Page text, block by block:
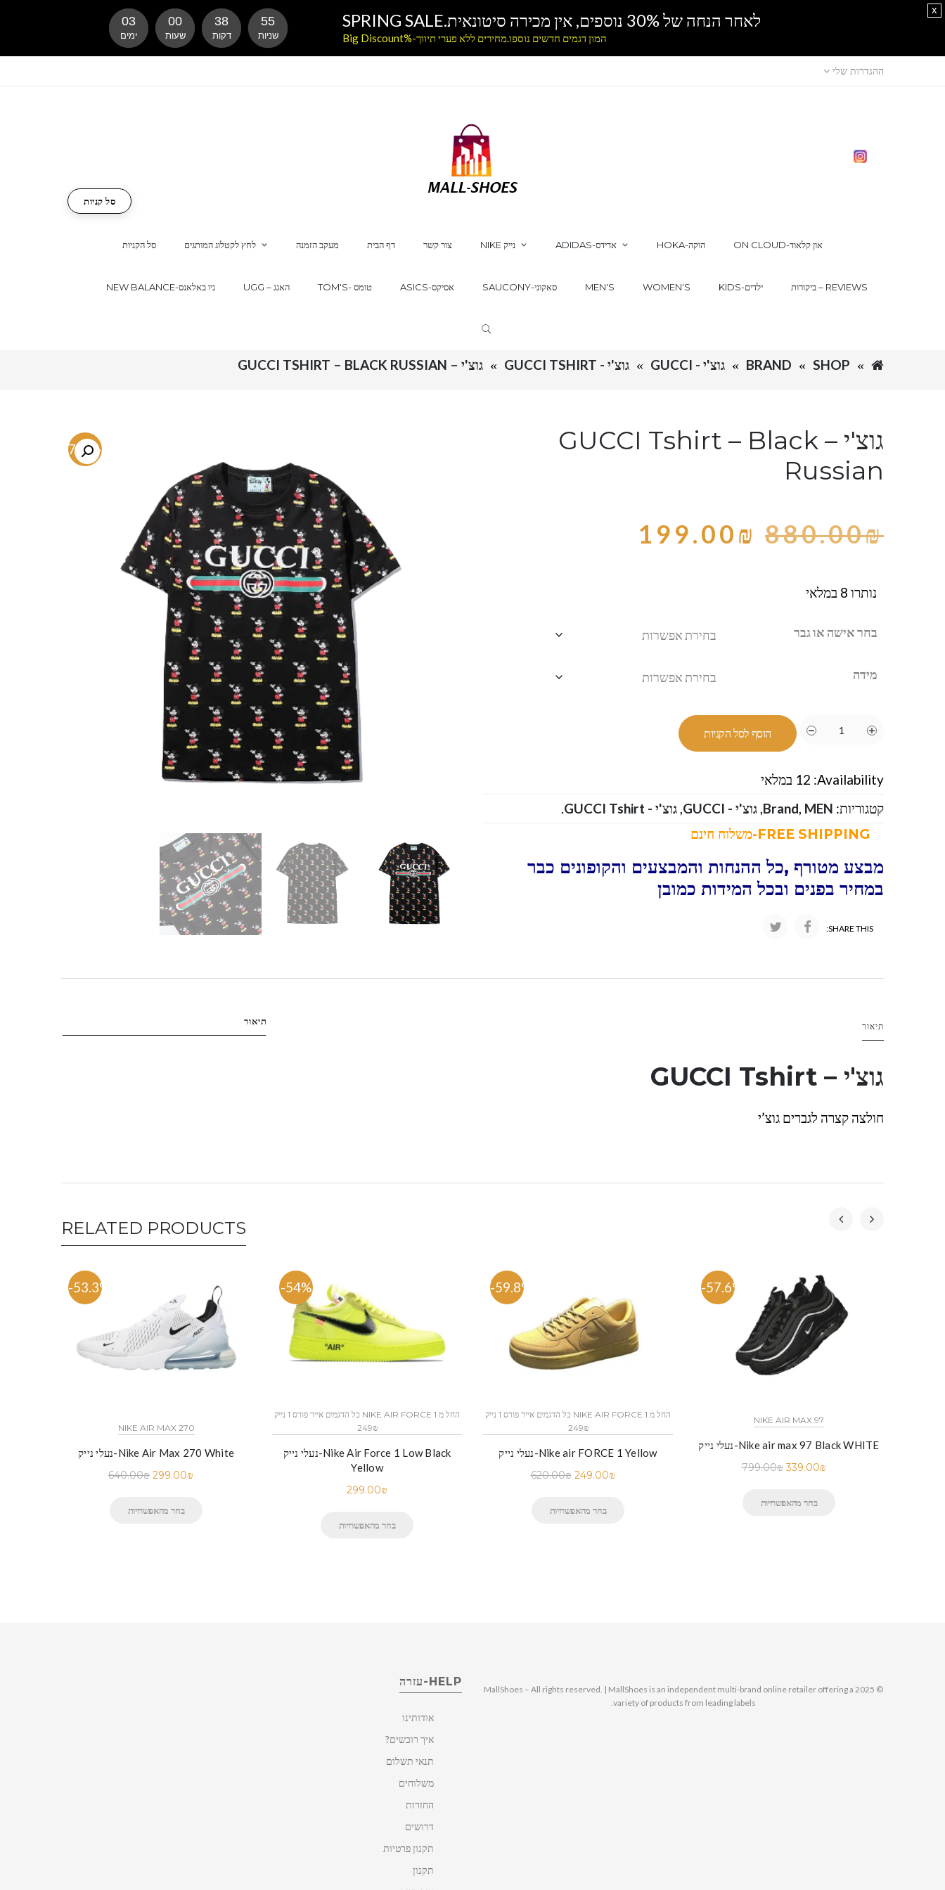
ההגדרות שלי
סל הקניות לחץ לקטלוג המותגים מעקב הזמנה דף הבית צור קשר NIKE נייק ADIDAS-אדידס HOKA-הוקה ON CLOUD-און קלאוד
NEW BALANCE-ניו באלאנס UGG – האגג TOM'S- טומס ASICS-אסיקס SAUCONY-סאקוני MEN'S WOMEN'S KIDS-ילדים ביקורות – REVIEWS
סל קניות
SHOP
BRAND גוצ'י - GUCCI גוצ'י - GUCCI TSHIRT גוצ'י – GUCCI TSHIRT – BLACK RUSSIAN
-77.4%
גוצ'י – GUCCI Tshirt – Black
Russian
880.00₪
199.00₪
נותרו 8 במלאי
בחר אישה או גבר
מידה
הוסף לסל הקניות
Availability: 12 במלאי
קטגוריות:
Brand, MEN
,גוצ'י - GUCCI ,גוצ'י - GUCCI Tshirt
.
מבצע מטורף ,כל ההנחות והמבצעים והקופונים כבר
במחיר בפנים ובכל המידות כמובן
SHARE THIS:
תיאור תיאור
גוצ'י – GUCCI Tshirt
חולצה קצרה לגברים גוצ’י
RELATED PRODUCTS
-53.3%
NIKE AIR MAX 270
נעלי נייק-Nike Air Max 270 White
640.00₪ 299.00₪
בחר מהאפשרויות
-54%
כל הדגמים אייר פורס 1 נייק NIKE AIR FORCE 1 החל מ
249₪
נעלי נייק-Nike Air Force 1 Low Black
Yellow
299.00₪
בחר מהאפשרויות
-59.8%
כל הדגמים אייר פורס 1 נייק NIKE AIR FORCE 1 החל מ
249₪
נעלי נייק-Nike air FORCE 1 Yellow
620.00₪ 249.00₪
בחר מהאפשרויות
-57.6%
NIKE AIR MAX 97
נעלי נייק-Nike air max 97 Black WHITE
799.00₪ 339.00₪
בחר מהאפשרויות
HELP-עזרה
אודותינו
איך רוכשים?
תנאי תשלום
משלוחים
החזרות
דרושים
תקנון פרטיות
תקנון
© 2025 MallShoes – All rights reserved. | MallShoes is an independent multi-brand online retailer offering a
variety of products from leading labels.
לאחר הנחה של 30% נוספים, אין מכירה סיטונאית.SPRING SALE
המון דגמים חדשים נוספו.מחירים ללא פערי תיווך-%Big Discount
03
ימים
00
שעות
38
דקות
54
שניות
x